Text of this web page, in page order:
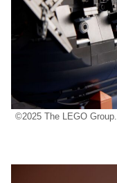
©2025 The LEGO Group.